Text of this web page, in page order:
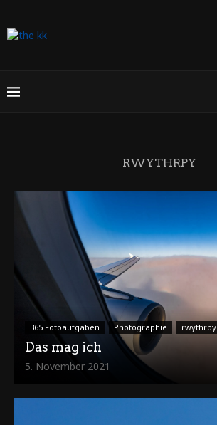
RWYTHRPY
365 Fotoaufgaben Photographie rwythrpy
Das mag ich
5. November 2021